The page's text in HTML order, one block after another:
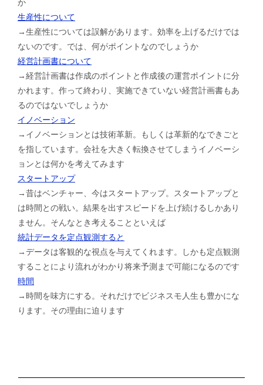
か
生産性について
→生産性については誤解があります。効率を上げるだけでは
ないのです。では、何がポイントなのでしょうか
経営計画書について
→経営計画書は作成のポイントと作成後の運営ポイントに分
かれます。作って終わり、実施できていない経営計画書もあ
るのではないでしょうか
イノベーション
→イノベーションとは技術革新。もしくは革新的なできごと
を指しています。会社を大きく転換させてしまうイノベーシ
ョンとは何かを考えてみます
スタートアップ
→昔はベンチャー、今はスタートアップ。スタートアップと
は時間との戦い。結果を出すスピードを上げ続けるしかあり
ません。そんなとき考えることといえば
統計データを定点観測すると
→データは客観的な視点を与えてくれます。しかも定点観測
することにより流れがわかり将来予測まで可能になるのです
時間
→時間を味方にする。それだけでビジネスモ人生も豊かにな
ります。その理由に迫ります